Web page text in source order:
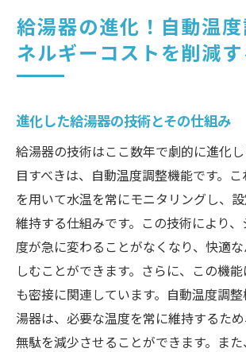
給湯器の進化！自動温
ネルギーコストを削減
進化した給湯器の技術とその仕組み
給湯器の技術はここ数年で劇的に進化
目すべきは、自動温度調整機能です。
を用いて水温を常にモニタリングし、
維持する仕組みです。この技術により
度が急に変わることがなくなり、快適
しむことができます。さらに、この機
も密接に関連しています。自動温度調
湯器は、必要な温度を常に維持するた
無駄を減少させることができます。ま